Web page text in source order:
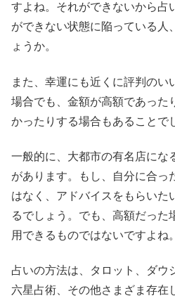
すよね。それができないから占
ができない状態に陥っている人
ょうか。
また、幸運にも近くに評判のい
場合でも、金額が高額であった
かったりする場合もあることで
一般的に、大都市の有名店にな
があります。もし、自分に合っ
はなく、アドバイスをもらいた
るでしょう。でも、高額だった
用できるものではないですよね。
占いの方法は、タロット、ダウ
六星占術、その他さまざま存在